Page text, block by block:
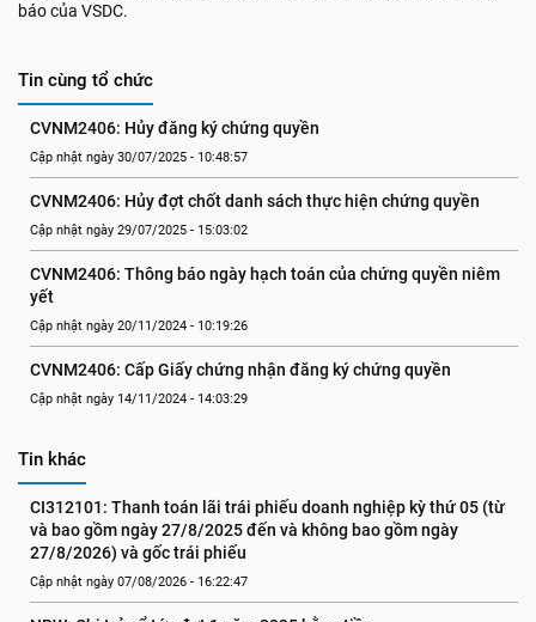
báo của VSDC.
Tin cùng tổ chức
CVNM2406: Hủy đăng ký chứng quyền
Cập nhật ngày 30/07/2025 - 10:48:57
CVNM2406: Hủy đợt chốt danh sách thực hiện chứng quyền
Cập nhật ngày 29/07/2025 - 15:03:02
CVNM2406: Thông báo ngày hạch toán của chứng quyền niêm
yết
Cập nhật ngày 20/11/2024 - 10:19:26
CVNM2406: Cấp Giấy chứng nhận đăng ký chứng quyền
Cập nhật ngày 14/11/2024 - 14:03:29
Tin khác
CI312101: Thanh toán lãi trái phiếu doanh nghiệp kỳ thứ 05 (từ
và bao gồm ngày 27/8/2025 đến và không bao gồm ngày
27/8/2026) và gốc trái phiếu
Cập nhật ngày 07/08/2026 - 16:22:47